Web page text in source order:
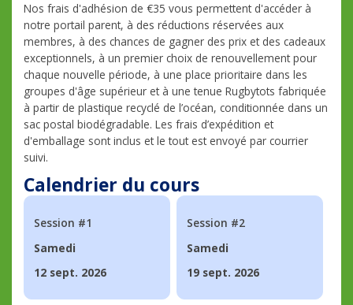
Nos frais d'adhésion de €35 vous permettent d'accéder à
notre portail parent, à des réductions réservées aux
membres, à des chances de gagner des prix et des cadeaux
exceptionnels, à un premier choix de renouvellement pour
chaque nouvelle période, à une place prioritaire dans les
groupes d'âge supérieur et à une tenue Rugbytots fabriquée
à partir de plastique recyclé de l’océan, conditionnée dans un
sac postal biodégradable. Les frais d’expédition et
d'emballage sont inclus et le tout est envoyé par courrier
suivi.
Calendrier du cours
Session #1
Samedi
12 sept. 2026
Session #2
Samedi
19 sept. 2026